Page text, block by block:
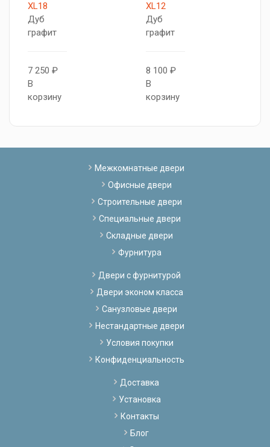
XL18
Дуб
графит
7 250 ₽
В
корзину
XL12
Дуб
графит
8 100 ₽
В
корзину
Межкомнатные двери
Офисные двери
Строительные двери
Специальные двери
Складные двери
Фурнитура
Двери с фурнитурой
Двери эконом класса
Санузловые двери
Нестандартные двери
Условия покупки
Конфиденциальность
Доставка
Установка
Контакты
Блог